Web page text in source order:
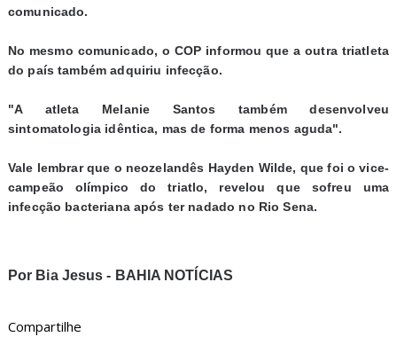
comunicado.
No mesmo comunicado, o COP informou que a outra triatleta
do país também adquiriu infecção.
"A atleta Melanie Santos também desenvolveu
sintomatologia idêntica, mas de forma menos aguda".
Vale lembrar que o neozelandês Hayden Wilde, que foi o vice-
campeão olímpico do triatlo, revelou que sofreu uma
infecção bacteriana após ter nadado no Rio Sena.
Por Bia Jesus - BAHIA NOTÍCIAS
Compartilhe